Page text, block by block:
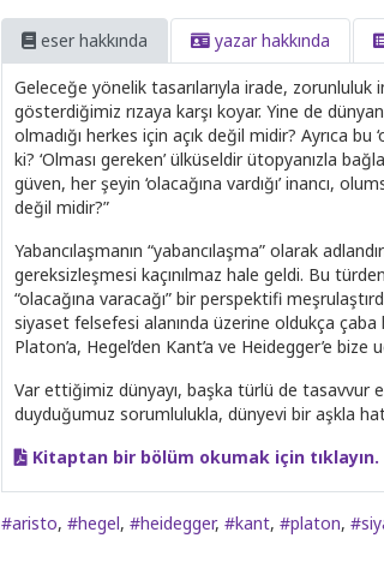
eser hakkında yazar hakkında
Geleceğe yönelik tasarılarıyla irade, zorunluluk
gösterdiğimiz rızaya karşı koyar. Yine de
olmadığı herkes için açık değil midir? Ayrıca
ki? ‘Olması gereken’ ülküseldir ütopyanızla
güven, her şeyin ‘olacağına vardığı’ inancı,
değil midir?”
Yabancılaşmanın “yabancılaşma” olarak
gereksizleşmesi kaçınılmaz hale geldi. Bu
“olacağına varacağı” bir perspektifi
siyaset felsefesi alanında üzerine oldukça
Platon’a, Hegel’den Kant’a ve Heidegger’e
Var ettiğimiz dünyayı, başka türlü de tasavvur
duyduğumuz sorumlulukla, dünyevi bir aşkla
Kitaptan bir bölüm okumak için tıklayın.
#aristo, #hegel, #heidegger, #kant, #platon,